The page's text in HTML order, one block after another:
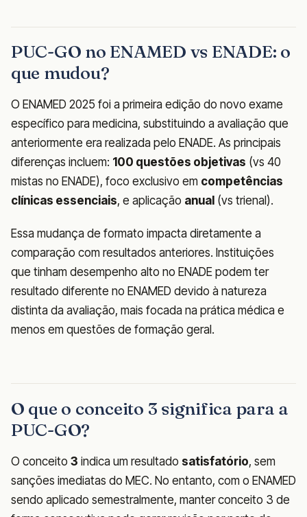
PUC-GO no ENAMED vs ENADE: o
que mudou?
O ENAMED 2025 foi a primeira edição do novo exame
específico para medicina, substituindo a avaliação que
anteriormente era realizada pelo ENADE. As principais
diferenças incluem: 100 questões objetivas (vs 40
mistas no ENADE), foco exclusivo em competências
clínicas essenciais, e aplicação anual (vs trienal).
Essa mudança de formato impacta diretamente a
comparação com resultados anteriores. Instituições
que tinham desempenho alto no ENADE podem ter
resultado diferente no ENAMED devido à natureza
distinta da avaliação, mais focada na prática médica e
menos em questões de formação geral.
O que o conceito 3 significa para a
PUC-GO?
O conceito 3 indica um resultado satisfatório, sem
sanções imediatas do MEC. No entanto, com o ENAMED
sendo aplicado semestralmente, manter conceito 3 de